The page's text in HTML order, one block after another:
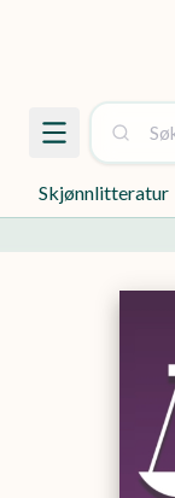
Skjønnlitteratur